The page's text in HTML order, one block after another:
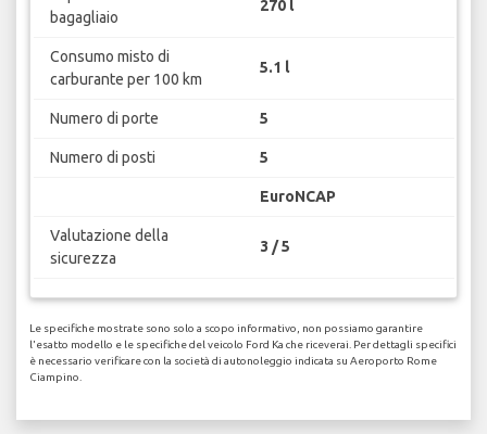
bagagliaio
270 l
Consumo misto di
carburante per 100 km
5.1 l
Numero di porte 5
Numero di posti 5
EuroNCAP
Valutazione della
sicurezza
3 / 5
Le specifiche mostrate sono solo a scopo informativo, non possiamo garantire
l'esatto modello e le specifiche del veicolo Ford Ka che riceverai. Per dettagli specifici
è necessario verificare con la società di autonoleggio indicata su Aeroporto Rome
Ciampino.